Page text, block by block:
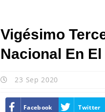
Vigésimo
Nacional En
23 Sep 2020
Facebook Twitter